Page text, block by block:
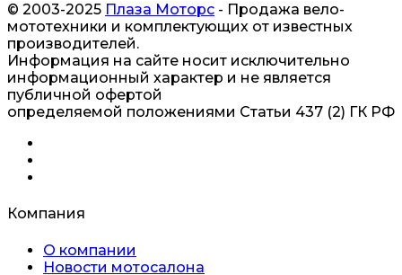
© 2003-2025 Плаза Моторс - Продажа вело-
мототехники и комплектующих от известных
производителей.
Информация на сайте носит исключительно
информационный характер и не является
публичной офертой
определяемой положениями Статьи 437 (2) ГК РФ
Компания
О компании
Новости мотосалона